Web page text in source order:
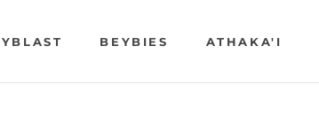
BEYBIES ATHAKA'I